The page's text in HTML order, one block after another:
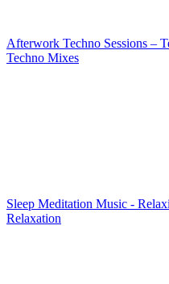
Afterwork Techno Sessions –
Techno Mixes
Sleep Meditation Music -
Relaxation